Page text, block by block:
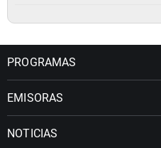
PROGRAMAS
EMISORAS
NOTICIAS